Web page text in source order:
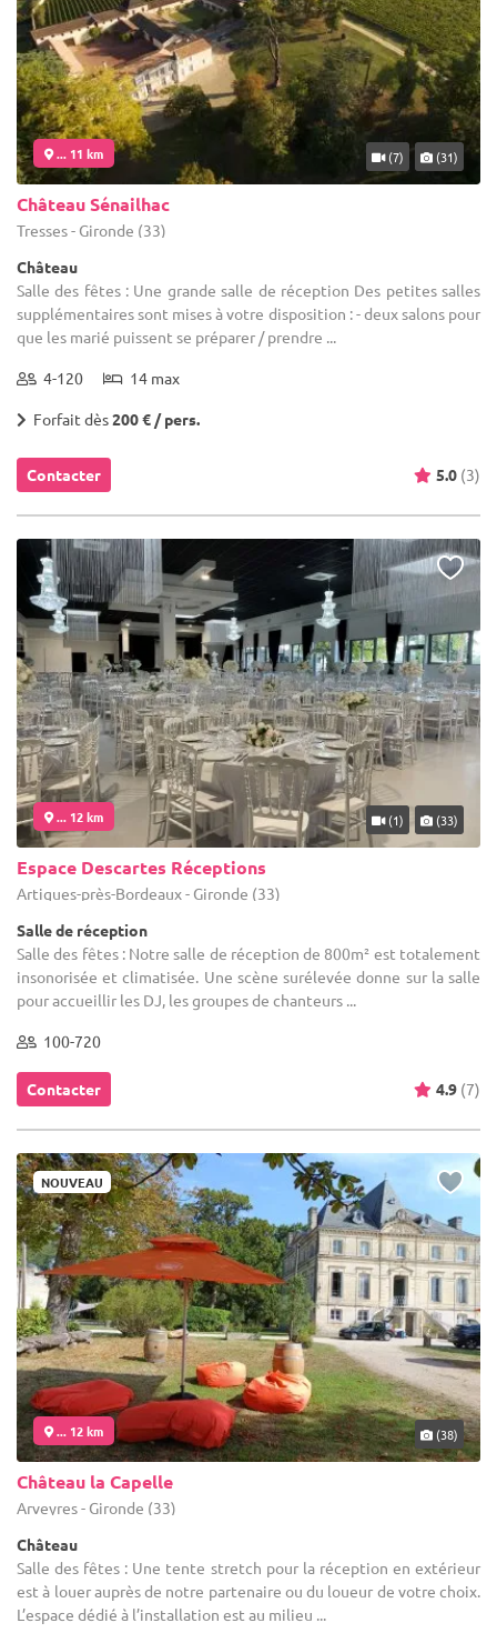
... 11 km (7) (31)
Château Sénailhac
Tresses - Gironde (33)
Château
Salle des fêtes : Une grande salle de réception Des petites salles
supplémentaires sont mises à votre disposition : - deux salons pour
que les marié puissent se préparer / prendre ...
4-120 14 max
Forfait dès200 € / pers.
Contacter 5.0 (3)
... 12 km (1) (33)
Espace Descartes Réceptions
Artigues-près-Bordeaux - Gironde (33)
Salle de réception
Salle des fêtes : Notre salle de réception de 800m² est totalement
insonorisée et climatisée. Une scène surélevée donne sur la salle
pour accueillir les DJ, les groupes de chanteurs ...
100-720
Contacter 4.9 (7)
NOUVEAU
... 12 km (38)
Château la Capelle
Arveyres - Gironde (33)
Château
Salle des fêtes : Une tente stretch pour la réception en extérieur
est à louer auprès de notre partenaire ou du loueur de votre choix.
L’espace dédié à l’installation est au milieu ...